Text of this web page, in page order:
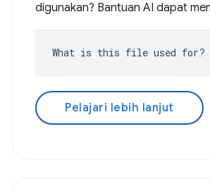
digunakan? Bantuan AI dapat
What is this file used for?
Pelajari lebih lanjut